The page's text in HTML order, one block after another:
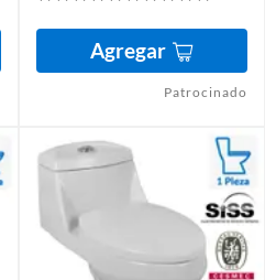
Agregar
Patrocinado